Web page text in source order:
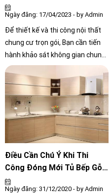
Ngày đăng: 17/04/2023 - by Admin
Để thiết kế và thi công nội thất
chung cư trọn gói, Bạn cần tiến
hành khảo sát không gian chung
cư của mình để có được thông tin
về diện tích, hướng nhìn, kiểu cửa
sổ, cửa ra vào, vị trí các ống
thông gió và đường dây điện
nước, cũng như các yêu cầu của
gia đình về không gian, chức
năng và phong cách thiết kế cho
thẩm mỹ.
Điều Cần Chú Ý Khi Thi
Công Đóng Mới Tủ Bếp Gỗ
Công Nghiệp Luôn bền đẹp
Ngày đăng: 31/12/2020 - by Admin